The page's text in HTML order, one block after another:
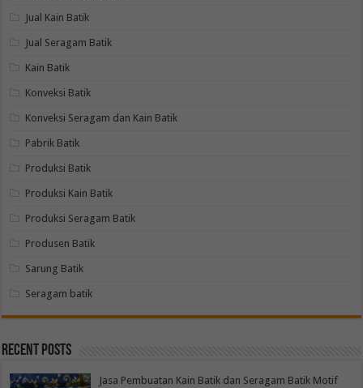
Jual Kain Batik
Jual Seragam Batik
Kain Batik
Konveksi Batik
Konveksi Seragam dan Kain Batik
Pabrik Batik
Produksi Batik
Produksi Kain Batik
Produksi Seragam Batik
Produsen Batik
Sarung Batik
Seragam batik
Recent Posts
Jasa Pembuatan Kain Batik dan Seragam Batik Motif